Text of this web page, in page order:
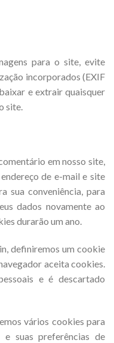
para o site, evite
incorporados (EXIF
e extrair quaisquer
site.
em nosso site,
de e-mail e site
sua conveniência, para
dados novamente ao
durarão um ano.
definiremos um cookie
aceita cookies.
e é descartado
vários cookies para
suas preferências de